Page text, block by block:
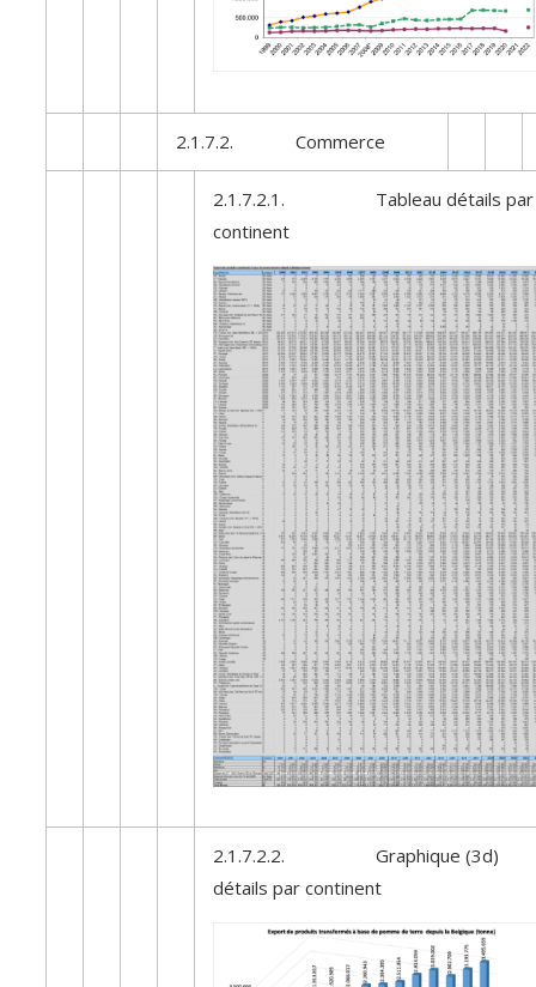
2.1.7.2. Commerce
2.1.7.2.1. Tableau détails par
continent
2.1.7.2.2. Graphique (3d)
détails par continent